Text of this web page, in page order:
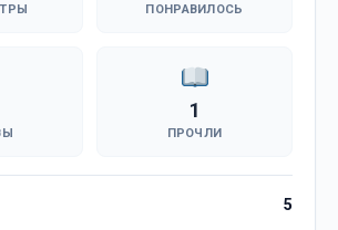
ПОНРАВИЛОСЬ
1
ПРОЧЛИ
5